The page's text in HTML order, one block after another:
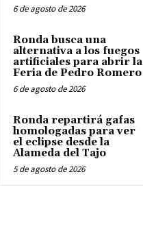
6 de agosto de 2026
Ronda busca una
alternativa a los fuegos
artificiales para abrir la
Feria de Pedro Romero
6 de agosto de 2026
Ronda repartirá gafas
homologadas para ver
el eclipse desde la
Alameda del Tajo
5 de agosto de 2026